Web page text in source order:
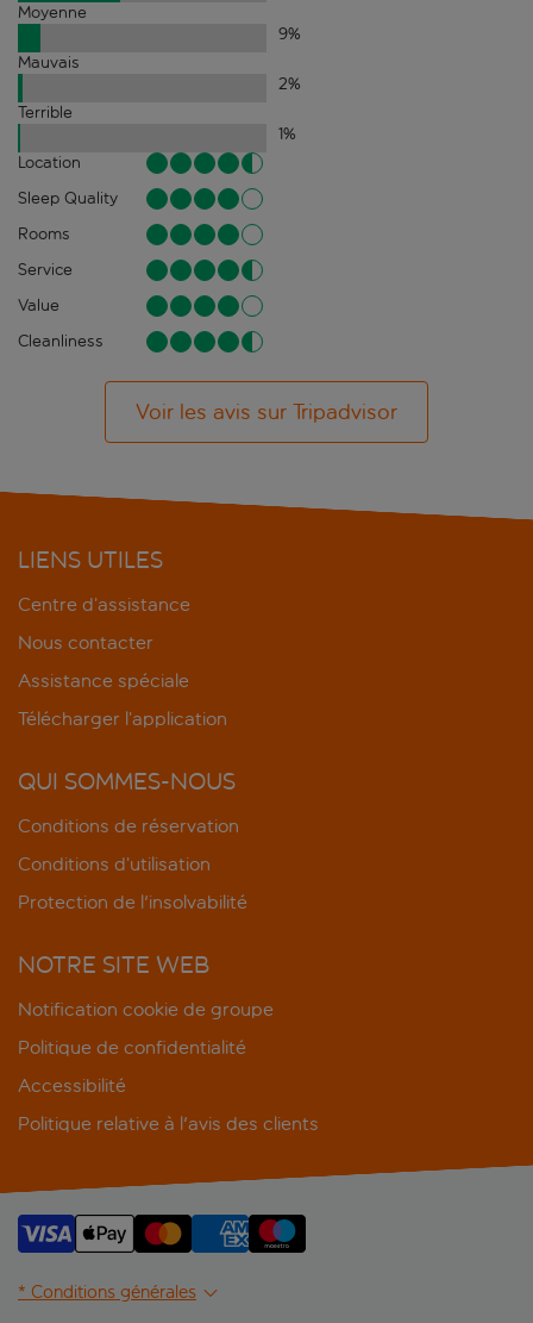
Moyenne
9%
Mauvais
2%
Terrible
1%
Location
Sleep Quality
Rooms
Service
Value
Cleanliness
Voir les avis sur Tripadvisor
LIENS UTILES
Centre d’assistance
Nous contacter
Assistance spéciale
Télécharger l’application
QUI SOMMES-NOUS
Conditions de réservation
Conditions d’utilisation
Protection de l'insolvabilité
NOTRE SITE WEB
Notification cookie de groupe
Politique de confidentialité
Accessibilité
Politique relative à l'avis des clients
* Conditions générales